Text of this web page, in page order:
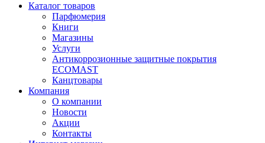
Каталог товаров
Парфюмерия
Книги
Магазины
Услуги
Антикоррозионные защитные покрытия
ECOMAST
Канцтовары
Компания
О компании
Новости
Акции
Контакты